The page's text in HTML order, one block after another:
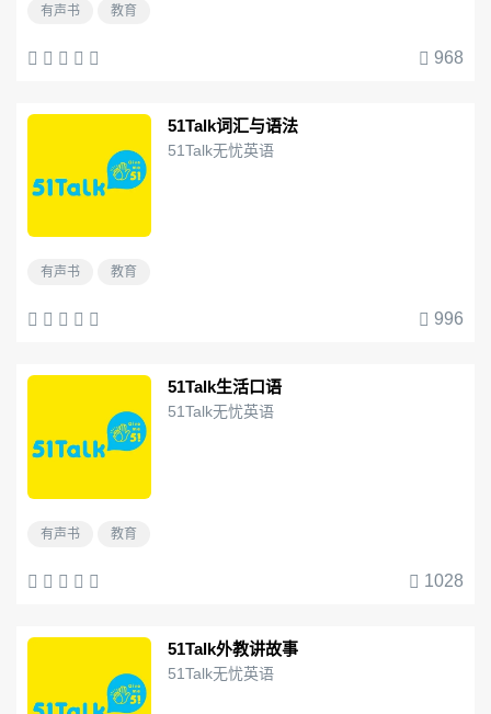
有声书 教育
968
51Talk词汇与语法
51Talk无忧英语
有声书 教育
996
51Talk生活口语
51Talk无忧英语
有声书 教育
1028
51Talk外教讲故事
51Talk无忧英语